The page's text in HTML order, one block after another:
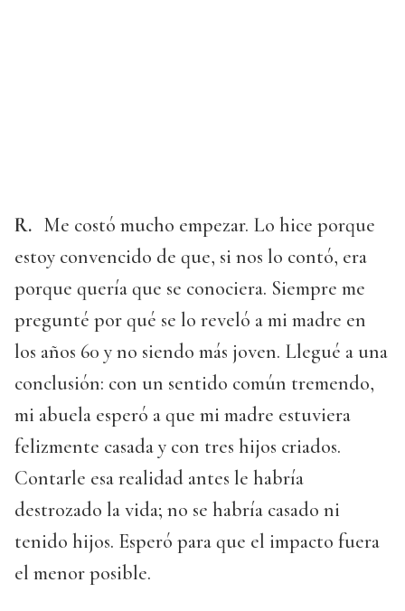
R. Me costó mucho empezar. Lo hice porque
estoy convencido de que, si nos lo contó, era
porque quería que se conociera. Siempre me
pregunté por qué se lo reveló a mi madre en
los años 60 y no siendo más joven. Llegué a una
conclusión: con un sentido común tremendo,
mi abuela esperó a que mi madre estuviera
felizmente casada y con tres hijos criados.
Contarle esa realidad antes le habría
destrozado la vida; no se habría casado ni
tenido hijos. Esperó para que el impacto fuera
el menor posible.